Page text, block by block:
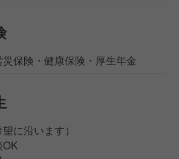
災保険・健康保険・厚生年金
に沿います）